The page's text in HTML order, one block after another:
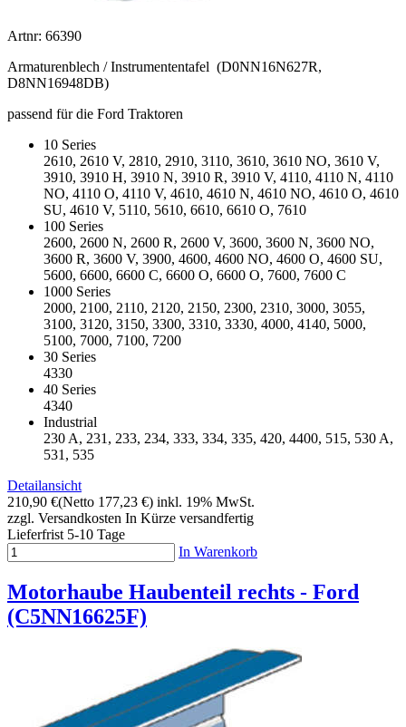
Artnr: 66390
Armaturenblech / Instrumententafel (D0NN16N627R,
D8NN16948DB)
passend für die Ford Traktoren
10 Series
2610, 2610 V, 2810, 2910, 3110, 3610, 3610 NO, 3610 V,
3910, 3910 H, 3910 N, 3910 R, 3910 V, 4110, 4110 N, 4110
NO, 4110 O, 4110 V, 4610, 4610 N, 4610 NO, 4610 O, 4610
SU, 4610 V, 5110, 5610, 6610, 6610 O, 7610
100 Series
2600, 2600 N, 2600 R, 2600 V, 3600, 3600 N, 3600 NO,
3600 R, 3600 V, 3900, 4600, 4600 NO, 4600 O, 4600 SU,
5600, 6600, 6600 C, 6600 O, 6600 O, 7600, 7600 C
1000 Series
2000, 2100, 2110, 2120, 2150, 2300, 2310, 3000, 3055,
3100, 3120, 3150, 3300, 3310, 3330, 4000, 4140, 5000,
5100, 7000, 7100, 7200
30 Series
4330
40 Series
4340
Industrial
230 A, 231, 233, 234, 333, 334, 335, 420, 4400, 515, 530 A,
531, 535
Detailansicht
210,90 €(Netto 177,23 €) inkl. 19% MwSt.
zzgl. Versandkosten In Kürze versandfertig
Lieferfrist 5-10 Tage
In Warenkorb
Motorhaube Haubenteil rechts - Ford
(C5NN16625F)